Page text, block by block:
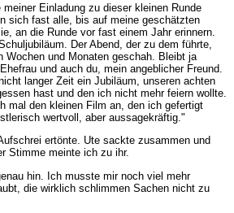
Einladung zu dieser kleinen Runde
sich fast alle, bis auf meine geschätzten
an die Runde vor fast einem Jahr erinnern.
Der Abend, der zu dem führte,
Wochen und Monaten geschah. Bleibt ja
und auch du, mein angeblicher Freund.
langer Zeit ein Jubiläum, unseren achten
hast und den ich nicht mehr feiern wollte.
mal den kleinen Film an, den ich gefertigt
wertvoll, aber aussagekräftig."
ertönte. Ute sackte zusammen und
Stimme meinte ich zu ihr.
hin. Ich musste mir noch viel mehr
die wirklich schlimmen Sachen nicht zu